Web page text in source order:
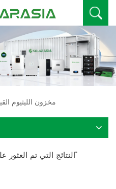
مخزون الليثيوم
1 النتائج التي تم العثور عليها ل "مخزون الليثيوم القياسي"